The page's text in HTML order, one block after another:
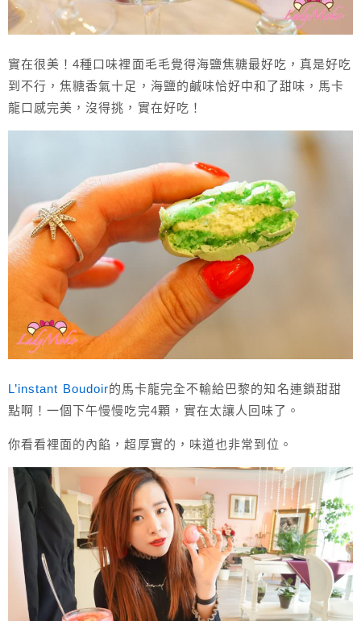
實在很美！4種口味裡面毛毛覺得海鹽焦糖最好吃，真是好吃
到不行，焦糖香氣十足，海鹽的鹹味恰好中和了甜味，馬卡
龍口感完美，沒得挑，實在好吃！
L’instant Boudoir的馬卡龍完全不輸給巴黎的知名連鎖甜甜
點啊！一個下午慢慢吃完4顆，實在太讓人回味了。
你看看裡面的內餡，超厚實的，味道也非常到位。